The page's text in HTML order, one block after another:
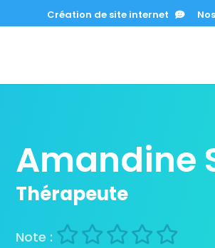
Création de site internet
Amandine
Thérapeute